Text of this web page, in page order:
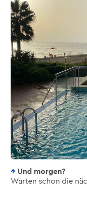
Und morgen?
Warten schon die